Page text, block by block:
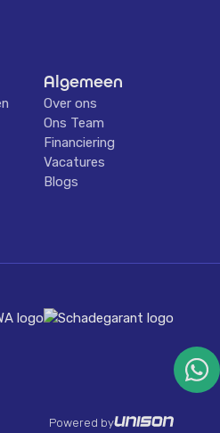
Algemeen
Over ons
Ons Team
Financiering
Vacatures
Blogs
Powered by